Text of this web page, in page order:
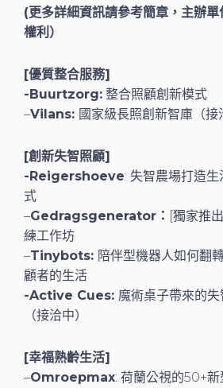
(更多詳細資訊請參考簡章，主辦
權利）
[優質整合服務]
-Buurtzorg: 整合照顧創新模式
–Vilans: 國家級長照創新智庫（接
[創新失智照顧]
-Reigershoeve: 失智農場打造
式
–Gedragsgenerator： [獨家推
練工作坊
–Tinybots: 陪伴型機器人如何翻
顧者的生活
-Active Cues: 魔術桌子帶來的
（接洽中）
[幸福熟齡生活]
–Omroepmax: 荷蘭公視的50+